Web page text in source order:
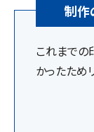
制作
これまで
かったため